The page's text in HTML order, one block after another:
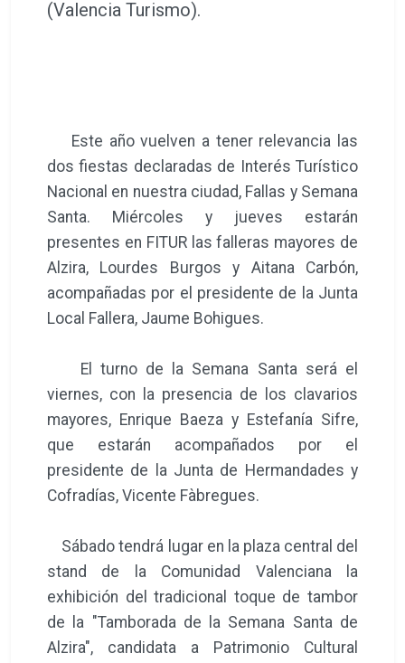
(Valencia Turismo).
Este año vuelven a tener relevancia las
dos fiestas declaradas de Interés Turístico
Nacional en nuestra ciudad, Fallas y Semana
Santa. Miércoles y jueves estarán
presentes en FITUR las falleras mayores de
Alzira, Lourdes Burgos y Aitana Carbón,
acompañadas por el presidente de la Junta
Local Fallera, Jaume Bohigues.
El turno de la Semana Santa será el
viernes, con la presencia de los clavarios
mayores, Enrique Baeza y Estefanía Sifre,
que estarán acompañados por el
presidente de la Junta de Hermandades y
Cofradías, Vicente Fàbregues.
Sábado tendrá lugar en la plaza central del
stand de la Comunidad Valenciana la
exhibición del tradicional toque de tambor
de la "Tamborada de la Semana Santa de
Alzira", candidata a Patrimonio Cultural